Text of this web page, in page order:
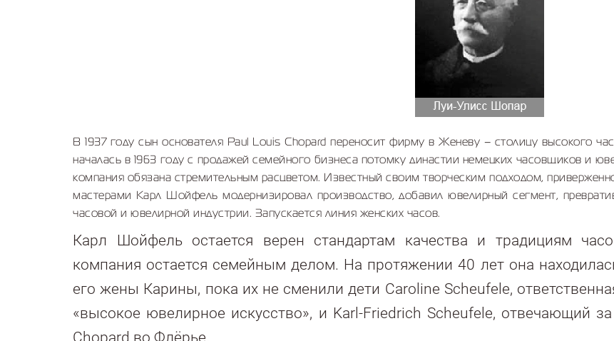
В 1937 году сын основателя Paul Louis Chopard переносит фирму в Женеву – столицу высокого
началась в 1963 году с продажей семейного бизнеса потомку династии немецких часовщиков и
компания обязана стремительным расцветом. Известный своим творческим подходом,
мастерами Карл Шойфель модернизировал производство, добавил ювелирный сегмент,
часовой и ювелирной индустрии. Запускается линия женских часов.
Карл Шойфель остается верен стандартам качества и традициям
компания остается семейным делом. На протяжении 40 лет она
его жены Карины, пока их не сменили дети Caroline Scheufele,
«высокое ювелирное искусство», и Karl-Friedrich Scheufele, отвечающий
Chopard во Флёрье.